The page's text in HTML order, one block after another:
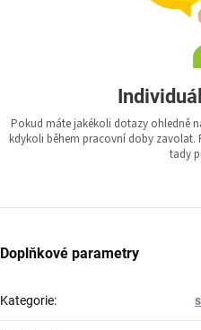
Pokud máte jakékoli dotazy ohledně
kdykoli během pracovní doby zavolat.
tady
Doplňkové parametry
Kategorie: